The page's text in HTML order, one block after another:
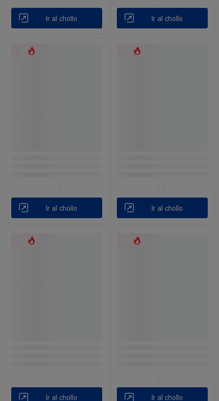
Ir al chollo Ir al chollo
Ir al chollo Ir al chollo
Ir al chollo Ir al chollo